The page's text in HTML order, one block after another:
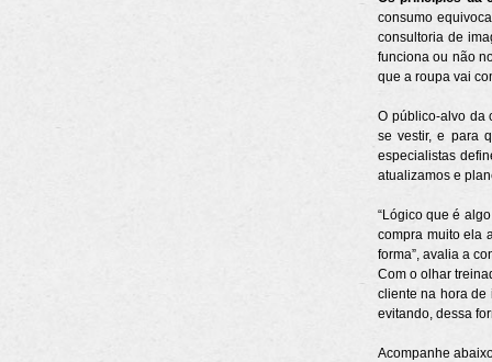
consumo
consultoria de
funciona ou não
que a roupa vai
O público-alvo da
se vestir, e para
especialistas
atualizamos e
“Lógico que é
compra muito ela
forma”, avalia a
Com o olhar
cliente na hora de
evitando, dessa
Acompanhe